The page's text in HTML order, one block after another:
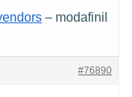
– modafinil
#76890